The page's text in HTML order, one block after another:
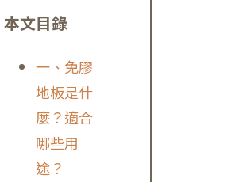
本文目錄
一、免膠
地板是什
麼？適合
哪些用
途？